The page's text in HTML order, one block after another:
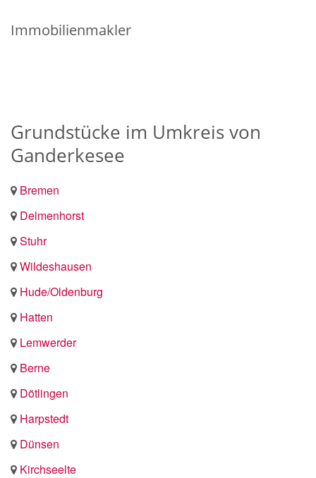
Immobilienmakler
Grundstücke im Umkreis von
Ganderkesee
Bremen
Delmenhorst
Stuhr
Wildeshausen
Hude/Oldenburg
Hatten
Lemwerder
Berne
Dötlingen
Harpstedt
Dünsen
Kirchseelte